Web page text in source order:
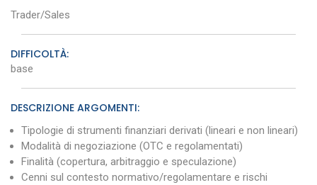
Trader/Sales
DIFFICOLTÀ:
base
DESCRIZIONE ARGOMENTI:
Tipologie di strumenti finanziari derivati (lineari e non lineari)
Modalità di negoziazione (OTC e regolamentati)
Finalità (copertura, arbitraggio e speculazione)
Cenni sul contesto normativo/regolamentare e rischi